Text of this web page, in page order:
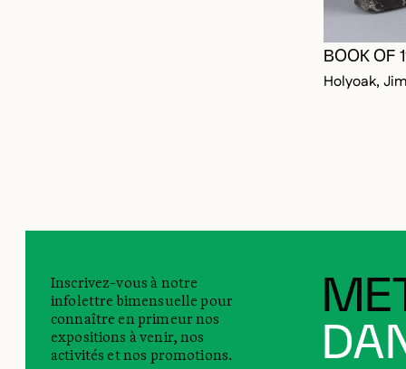
BOOK OF
Holyoak, Jim
Inscrivez-vous à notre
infolettre bimensuelle pour
connaître en primeur nos
expositions à venir, nos
activités et nos promotions.